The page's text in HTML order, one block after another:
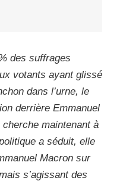
des suffrages
votants ayant glissé
dans l’urne, le
derrière Emmanuel
maintenant à
a séduit, elle
Macron sur
s’agissant des